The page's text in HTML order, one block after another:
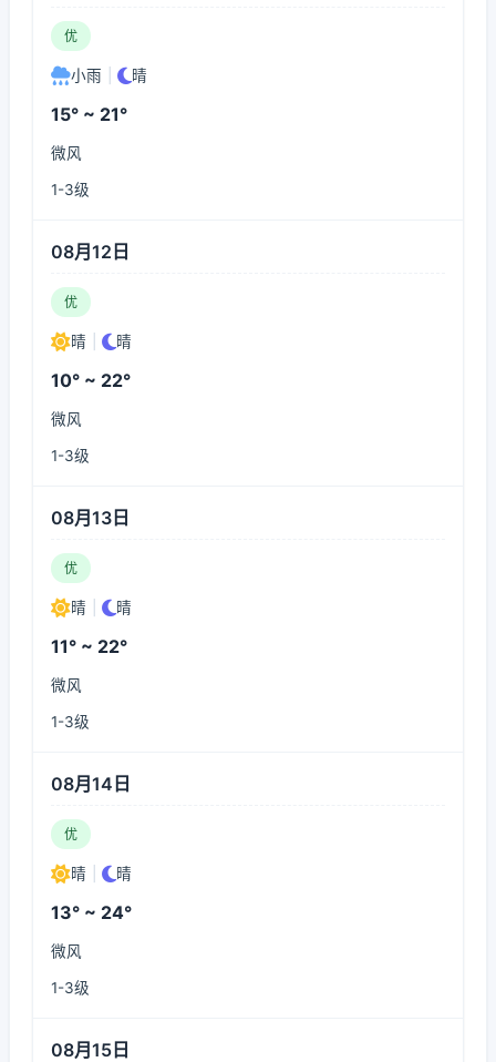
优
小雨 晴
15° ~ 21°
微风
1-3级
08月12日
优
晴 晴
10° ~ 22°
微风
1-3级
08月13日
优
晴 晴
11° ~ 22°
微风
1-3级
08月14日
优
晴 晴
13° ~ 24°
微风
1-3级
08月15日